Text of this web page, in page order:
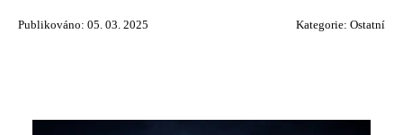
Publikováno: 05. 03. 2025 Kategorie: Ostatní